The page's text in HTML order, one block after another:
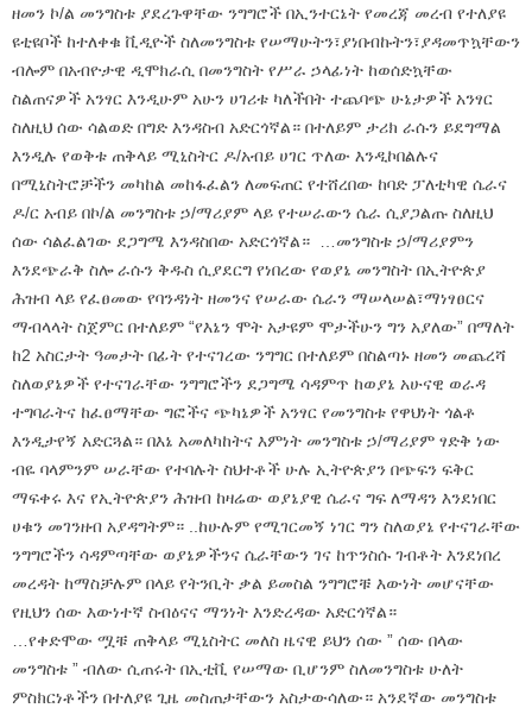
ዘመን ኮ/ል መንግስቱ ያደረጉዋቸው ንግግሮች በኢንተርኔት የመረጃ መረብ የተለያዩ
ዩቲዩቦች ከተለቀቁ ቪዲዮች ስለመንግስቱ የሠማሁትን፣ያነበብኩትን፣ያዳመጥኳቸውን
ብሎም በአብዮታዊ ዲሞክራሲ በመንግስት የሥራ ኃላፊነት ከወሰድኳቸው
ስልጠናዎች አንፃር እንዲሁም አሁን ሀገሪቱ ካለችበት ተጨባጭ ሁኔታዎች አንፃር
ስለዚህ ሰው ሳልወድ በግድ እንዳስብ አድርጎኛል። በተለይም ታሪክ ራሱን ይደግማል
እንዲሉ የወቅቱ ጠቅላይ ሚኒስትር ዶ/አብይ ሀገር ጥለው እንዲኮበልሉና
በሚኒስትሮቻችን መካከል መከፋፈልን ለመፍጠር የተሸረበው ከባድ ፓለቲካዊ ሴራና
ዶ/ር አብይ በኮ/ል መንግስቱ ኃ/ማሪያም ላይ የተሠራውን ሴራ ሲያጋልጡ ስለዚህ
ሰው ሳልፈልገው ደጋግሜ እንዳስበው አድርጎኛል። …መንግስቱ ኃ/ማሪያምን
እንደጭራቅ ስሎ ራሱን ቅዱስ ሲያደርግ የነበረው የወያኔ መንግስት በኢትዮጵያ
ሕዝብ ላይ የፈፀመው የባንዳነት ዘመንና የሠራው ሴራን ማሠላሠል፣ማነፃፀርና
ማብላላት ስጀምር በተለይም “የእኔን ሞት አታዩም ሞታችሁን ግን አያለው” በማለት
ከ2 አስርታት ዓመታት በፊት የተናገረው ንግግር በተለይም በስልጣኑ ዘመን መጨረሻ
ስለወያኔዎች የተናገራቸው ንግግሮችን ደጋግሜ ሳዳምጥ ከወያኔ አሁናዊ ወራዳ
ተግባራትና ከፈፀማቸው ግፎችና ጭካኔዎች አንፃር የመንግስቱ የዋህነት ጎልቶ
እንዲታየኝ አድርጓል። በእኔ አመለካከትና እምነት መንግስቱ ኃ/ማሪያም ፃድቅ ነው
ብዬ ባላምንም ሠራቸው የተባሉት ስህተቶች ሁሉ ኢትዮጵያን በጭፍን ፍቅር
ማፍቀሩ እና የኢትዮጵያን ሕዝብ ከዛሬው ወያኔያዊ ሴራና ግፍ ለማዳን እንደነበር
ሀቁን መገንዘብ አያዳግትም። ..ከሁሉም የሚገርመኝ ነገር ግን ስለወያኔ የተናገራቸው
ንግግሮችን ሳዳምጣቸው ወያኔዎችንና ሴራቸውን ገና ከጥንስሱ ገብቶት እንደነበረ
መረዳት ከማስቻሉም በላይ የትንቢት ቃል ይመስል ንግግሮቹ እውነት መሆናቸው
የዚህን ሰው እውነተኛ ስብዕናና ማንነት እንድረዳው አድርጎኛል።
…የቀድሞው ሟቹ ጠቅላይ ሚኒስትር መለስ ዜናዊ ይህን ሰው ” ሰው በላው
መንግስቱ ” ብለው ሲጠሩት በኢቲቪ የሠማው ቢሆንም ስለመንግስቱ ሁለት
ምስክርነቶችን በተለያዩ ጊዜ መስጠታቸውን አስታውሳለው። አንደኛው መንግስቱ